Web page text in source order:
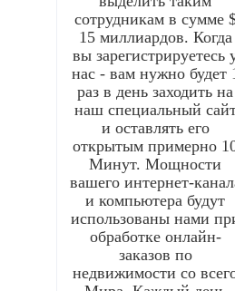
сотрудникам в сумме
15 миллиардов. Когда
вы зарегистрируетесь
нас - вам нужно будет
раз в день заходить на
наш специальный
и оставлять его
открытым примерно
Минут. Мощности
вашего интернет-
и компьютера будут
использованы нами
обработке онлайн-
заказов по
недвижимости со